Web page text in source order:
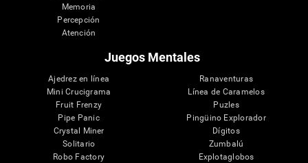
Memoria
Percepción
Atención
Juegos Mentales
Ajedrez en línea
Mini Crucigrama
Fruit Frenzy
Pipe Panic
Crystal Miner
Solitario
Robo Factory
Ranaventuras
Línea de Caramelos
Puzles
Pingüino Explorador
Dígitos
Zumbalú
Explotaglobos